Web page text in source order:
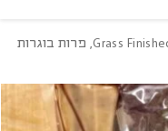
/ צלי כתף Grass Finished, פרות בוגרות